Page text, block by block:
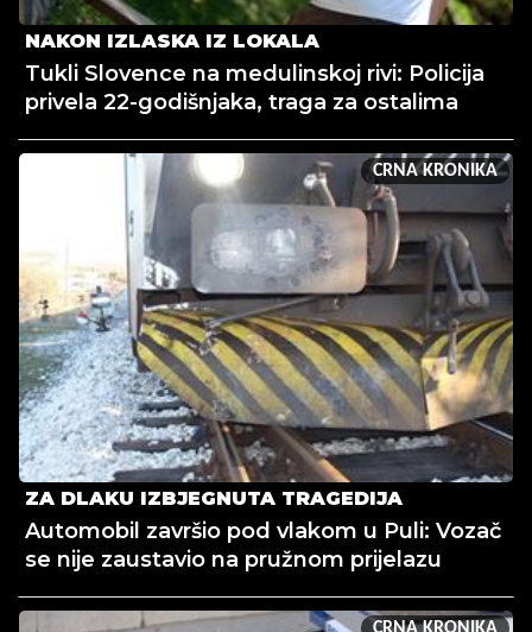
NAKON IZLASKA IZ LOKALA
Tukli Slovence na medulinskoj rivi: Policija
privela 22-godišnjaka, traga za ostalima
CRNA KRONIKA
ZA DLAKU IZBJEGNUTA TRAGEDIJA
Automobil završio pod vlakom u Puli: Vozač
se nije zaustavio na pružnom prijelazu